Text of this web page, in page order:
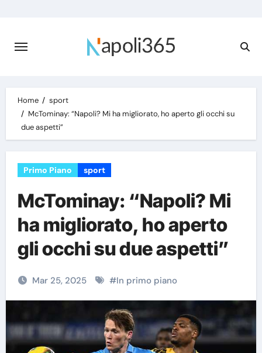
content
Home
sport
McTominay: “Napoli? Mi ha migliorato, ho aperto gli occhi su
due aspetti”
Primo Piano sport
McTominay: “Napoli? Mi
ha migliorato, ho aperto
gli occhi su due aspetti”
Mar 25, 2025 #In primo piano